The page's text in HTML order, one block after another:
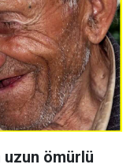
uzun ömürlü